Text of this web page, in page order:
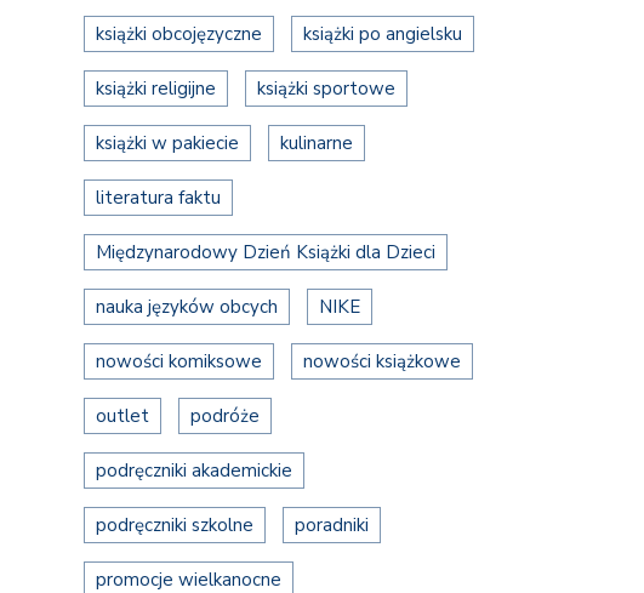
książki obcojęzyczne książki po angielsku
książki religijne książki sportowe
książki w pakiecie kulinarne
literatura faktu
Międzynarodowy Dzień Książki dla Dzieci
nauka języków obcych NIKE
nowości komiksowe nowości książkowe
outlet podróże
podręczniki akademickie
podręczniki szkolne poradniki
promocje wielkanocne